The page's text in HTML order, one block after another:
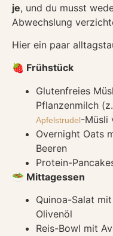
je, und du musst
Abwechslung
Hier ein paar
🍓 Frühstück
Glutenfreies
Pflanzenmilch
Apfelstrudel-Müsli
Overnight Oats
Beeren
Protein-
🥗 Mittagessen
Quinoa-Salat
Olivenöl
Reis-Bowl mit